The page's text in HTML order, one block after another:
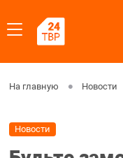
На главную Новости
Новости